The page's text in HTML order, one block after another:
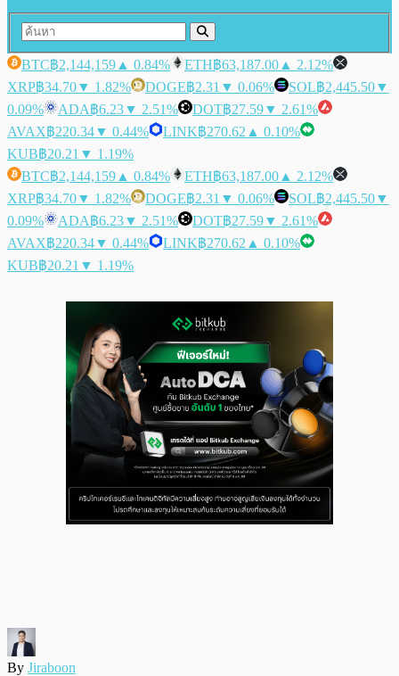
BTC฿2,144,159 ▲ 0.84% ETH฿63,187.00 ▲ 2.12%
XRP฿34.70▼ 1.82% DOGE฿2.31 ▼ 0.06% SOL฿2,445.50▼
0.09%
ADA฿6.23▼ 2.51% DOT฿27.59▼ 2.61%
AVAX฿220.34▼ 0.44% LINK฿270.62 ▲ 0.10%
KUB฿20.21 ▼ 1.19%
BTC฿2,144,159 ▲ 0.84% ETH฿63,187.00 ▲ 2.12%
XRP฿34.70▼ 1.82% DOGE฿2.31 ▼ 0.06% SOL฿2,445.50▼
0.09%
ADA฿6.23▼ 2.51% DOT฿27.59▼ 2.61%
AVAX฿220.34▼ 0.44% LINK฿270.62 ▲ 0.10%
KUB฿20.21 ▼ 1.19%
By Jiraboon